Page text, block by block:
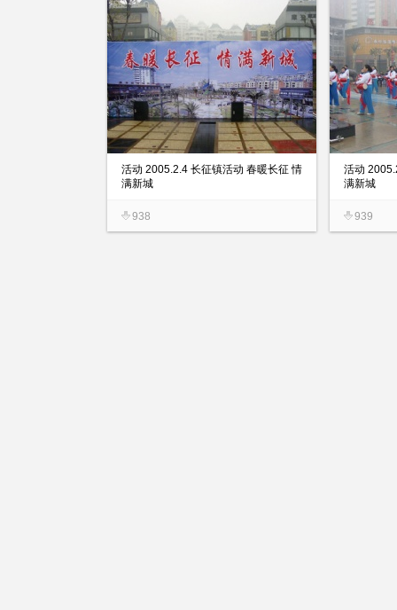
活动 2005.2.4 长征镇活动 春暖长征 情
满新城
938
活动
满新城
939